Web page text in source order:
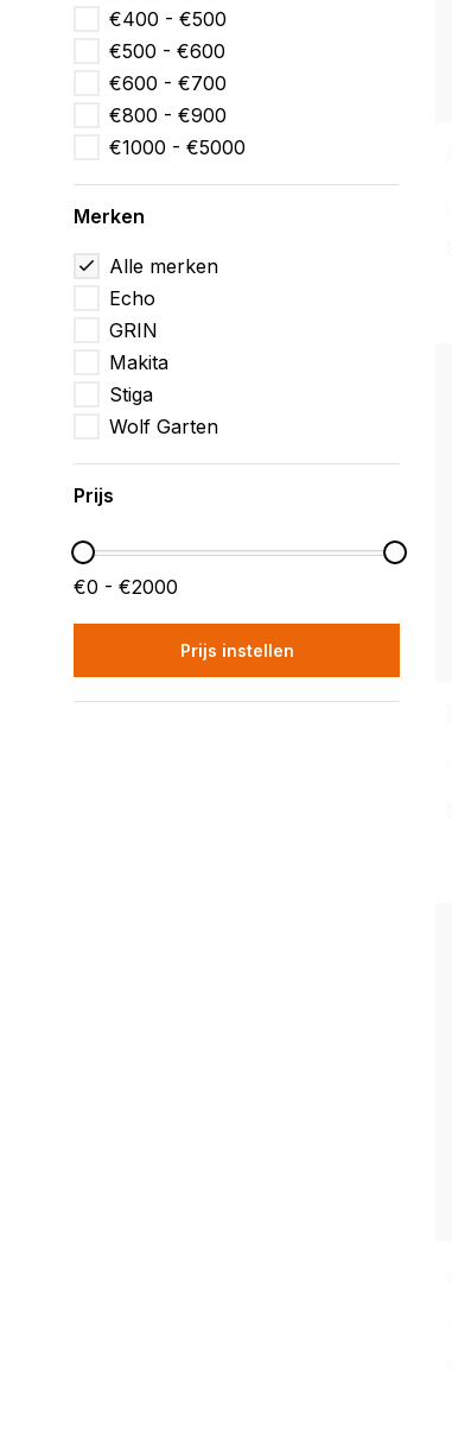
€400 - €500
€500 - €600
€600 - €700
€800 - €900
€1000 - €5000
Merken
Alle merken
Echo
GRIN
Makita
Stiga
Wolf Garten
Prijs
€0 - €2000
Prijs instellen